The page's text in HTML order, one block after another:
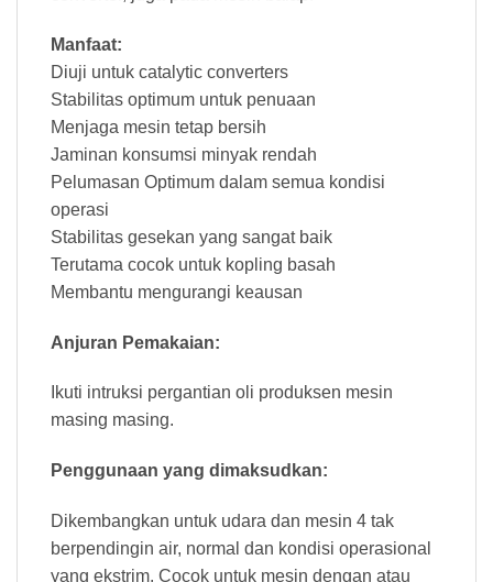
Manfaat:
Diuji untuk catalytic converters
Stabilitas optimum untuk penuaan
Menjaga mesin tetap bersih
Jaminan konsumsi minyak rendah
Pelumasan Optimum dalam semua kondisi
operasi
Stabilitas gesekan yang sangat baik
Terutama cocok untuk kopling basah
Membantu mengurangi keausan
Anjuran Pemakaian:
Ikuti intruksi pergantian oli produksen mesin
masing masing.
Penggunaan yang dimaksudkan:
Dikembangkan untuk udara dan mesin 4 tak
berpendingin air, normal dan kondisi operasional
yang ekstrim. Cocok untuk mesin dengan atau